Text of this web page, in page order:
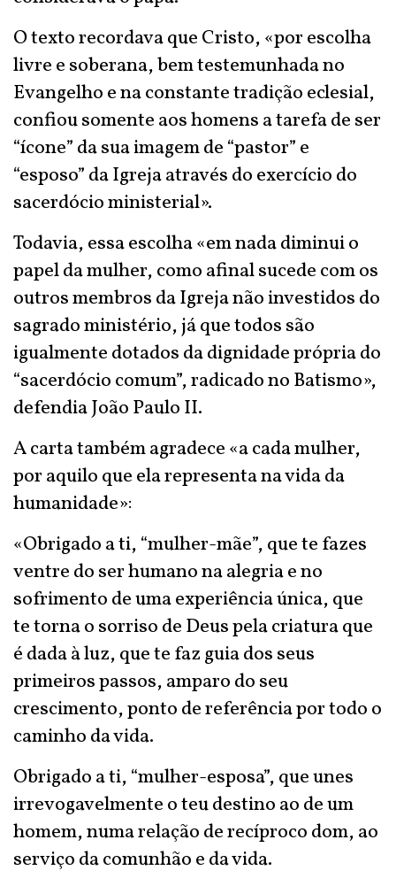
O texto recordava que Cristo, «por escolha
livre e soberana, bem testemunhada no
Evangelho e na constante tradição eclesial,
confiou somente aos homens a tarefa de ser
“ícone” da sua imagem de “pastor” e
“esposo” da Igreja através do exercício do
sacerdócio ministerial».
Todavia, essa escolha «em nada diminui o
papel da mulher, como afinal sucede com os
outros membros da Igreja não investidos do
sagrado ministério, já que todos são
igualmente dotados da dignidade própria do
“sacerdócio comum”, radicado no Batismo»,
defendia João Paulo II.
A carta também agradece «a cada mulher,
por aquilo que ela representa na vida da
humanidade»:
«Obrigado a ti, “mulher-mãe”, que te fazes
ventre do ser humano na alegria e no
sofrimento de uma experiência única, que
te torna o sorriso de Deus pela criatura que
é dada à luz, que te faz guia dos seus
primeiros passos, amparo do seu
crescimento, ponto de referência por todo o
caminho da vida.
Obrigado a ti, “mulher-esposa”, que unes
irrevogavelmente o teu destino ao de um
homem, numa relação de recíproco dom, ao
serviço da comunhão e da vida.